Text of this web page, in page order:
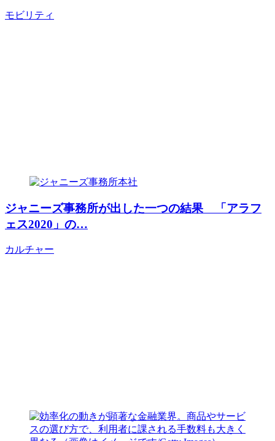
モビリティ
ジャニーズ事務所が出した一つの結果 「アラフ
ェス2020」の…
カルチャー